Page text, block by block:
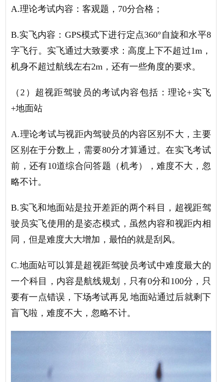
A.理论考试内容：客观题，70分合格；
B.实飞内容：GPS模式下进行定点360°自旋和水平8
字飞行。实飞通过大致要求：高度上下不超过1m，
机身不超过航线左右2m，还有一些角度的要求。
（ 2）超视距驾驶员的考试内容包括：理论+实飞
+地面站
A.理论考试与视距内驾驶员的内容区别不大，主要
区别在于分数上，需要80分才算通过。在实飞考试
前，还有10道综合问答题（机考），难度不大，忽
略不计。
B.实飞和地面站是拉开差距的两个科目，超视距驾
驶员实飞使用的是姿态模式，虽然内容和视距内相
同，但是难度大大增加，最怕的就是刮风。
C.地面站可以算是超视距驾驶员考试中难度最大的
一个科目，内容是航线规划，只有0分和100分，只
要有一点错误，下场考试再见 地面站通过后就剩下
盲飞啦，难度不大，忽略不计。